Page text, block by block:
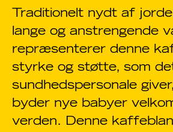
Traditionelt nydt af
lange og anstrengende
repræsenterer denne
styrke og støtte, som
sundhedspersonale
byder nye babyer
verden. Denne